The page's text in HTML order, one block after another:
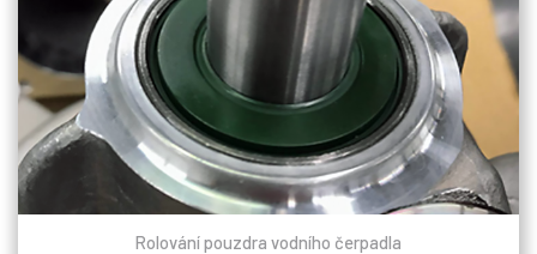
Rolování pouzdra vodního čerpadla